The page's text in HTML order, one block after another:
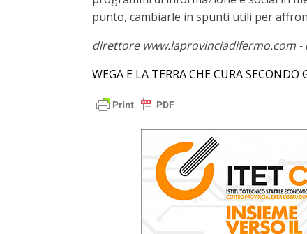
punto, cambiarle in spunti utili per
direttore www.laprovinciadifermo.com -
WEGA E LA TERRA CHE CURA